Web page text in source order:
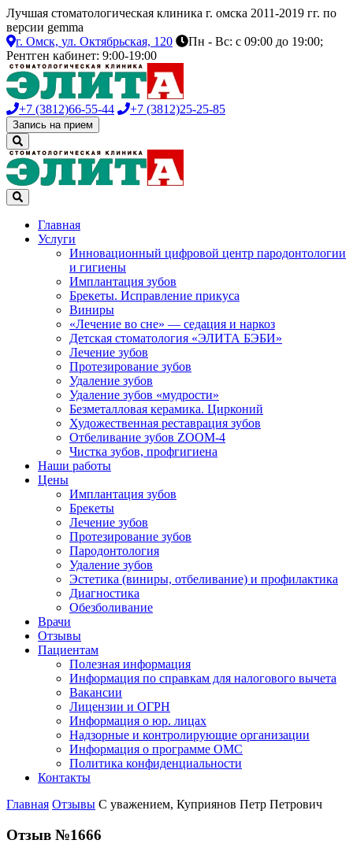
Лучшая стоматологическая клиника г. омска 2011-2019 гг. по
версии gemma
г. Омск, ул. Октябрьская, 120
Пн - Вс: с 09:00 до 19:00;
Рентген кабинет: 9:00-19:00
+7 (3812)66-55-44 +7 (3812)25-25-85
Запись на прием
Главная
Услуги
Инновационный цифровой центр пародонтологии
и гигиены
Имплантация зубов
Брекеты. Исправление прикуса
Виниры
«Лечение во сне» — седация и наркоз
Детская стоматология «ЭЛИТА БЭБИ»
Лечение зубов
Протезирование зубов
Удаление зубов
Удаление зубов «мудрости»
Безметалловая керамика. Цирконий
Художественная реставрация зубов
Отбеливание зубов ZOOM-4
Чистка зубов, профгигиена
Наши работы
Цены
Имплантация зубов
Брекеты
Лечение зубов
Протезирование зубов
Пародонтология
Удаление зубов
Эстетика (виниры, отбеливание) и профилактика
Диагностика
Обезболивание
Врачи
Отзывы
Пациентам
Полезная информация
Информация по справкам для налогового вычета
Вакансии
Лицензии и ОГРН
Информация о юр. лицах
Надзорные и контролирующие организации
Информация о программе ОМС
Политика конфиденциальности
Контакты
Главная Отзывы С уважением, Куприянов Петр Петрович
Отзыв №1666